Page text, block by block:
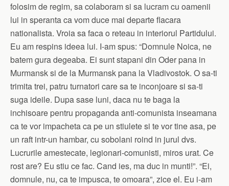
folosim de regim, sa colaboram si sa lucram cu oamenii
lui in speranta ca vom duce mai departe flacara
nationalista. Vroia sa faca o reteau in interiorul Partidului.
Eu am respins ideea lui. I-am spus: “Domnule Noica, ne
batem gura degeaba. Ei sunt stapani din Oder pana in
Murmansk si de la Murmansk pana la Vladivostok. O sa-ti
trimita trei, patru turnatori care sa te inconjoare si sa-ti
suga ideile. Dupa sase luni, daca nu te baga la
inchisoare pentru propaganda anti-comunista inseamana
ca te vor impacheta ca pe un stiulete si te vor tine asa, pe
un raft intr-un hambar, cu sobolani roind in jurul dvs.
Lucrurile amestecate, legionari-comunisti, miros urat. Ce
rost are? Eu stiu ce fac. Cand ies, ma duc in munti!”. “Ei,
domnule, nu, ca te impusca, te omoara”, zice el. Eu i-am